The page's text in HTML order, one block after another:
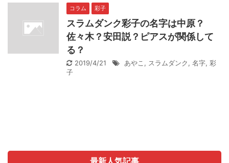
コラム 彩子
スラムダンク彩子の名字は中原？
佐々木？安田説？ピアスが関係して
る？
2019/4/21 あやこ , スラムダンク, 名字, 彩
子
最新人気記事